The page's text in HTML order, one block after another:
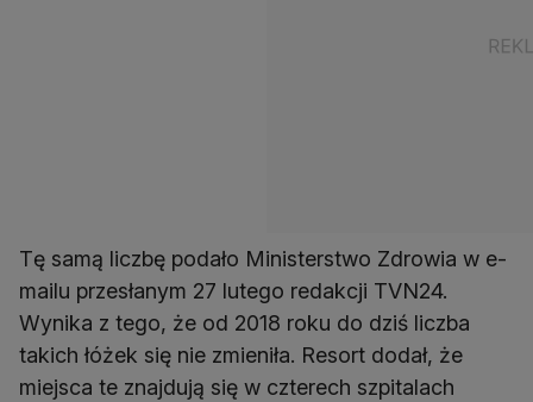
Tę samą liczbę podało Ministerstwo Zdrowia w e-
mailu przesłanym 27 lutego redakcji TVN24.
Wynika z tego, że od 2018 roku do dziś liczba
takich łóżek się nie zmieniła. Resort dodał, że
miejsca te znajdują się w czterech szpitalach